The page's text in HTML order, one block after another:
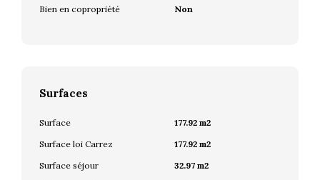
Bien en copropriété Non
Surfaces
Surface
177.92 m2
Surface loi Carrez
177.92 m2
Surface séjour
32.97 m2